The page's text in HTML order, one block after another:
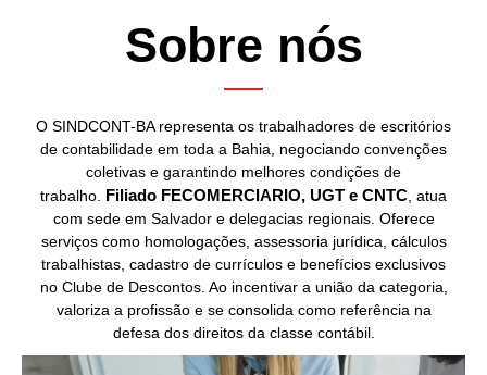
Sobre nós
O SINDCONT-BA representa os trabalhadores de escritórios
de contabilidade em toda a Bahia, negociando convenções
coletivas e garantindo melhores condições de
trabalho.
Filiado FECOMERCIARIO, UGT e CNTC , atua
com sede em Salvador e delegacias regionais. Oferece
serviços como homologações, assessoria jurídica, cálculos
trabalhistas, cadastro de currículos e benefícios exclusivos
no Clube de Descontos. Ao incentivar a união da categoria,
valoriza a profissão e se consolida como referência na
defesa dos direitos da classe contábil.